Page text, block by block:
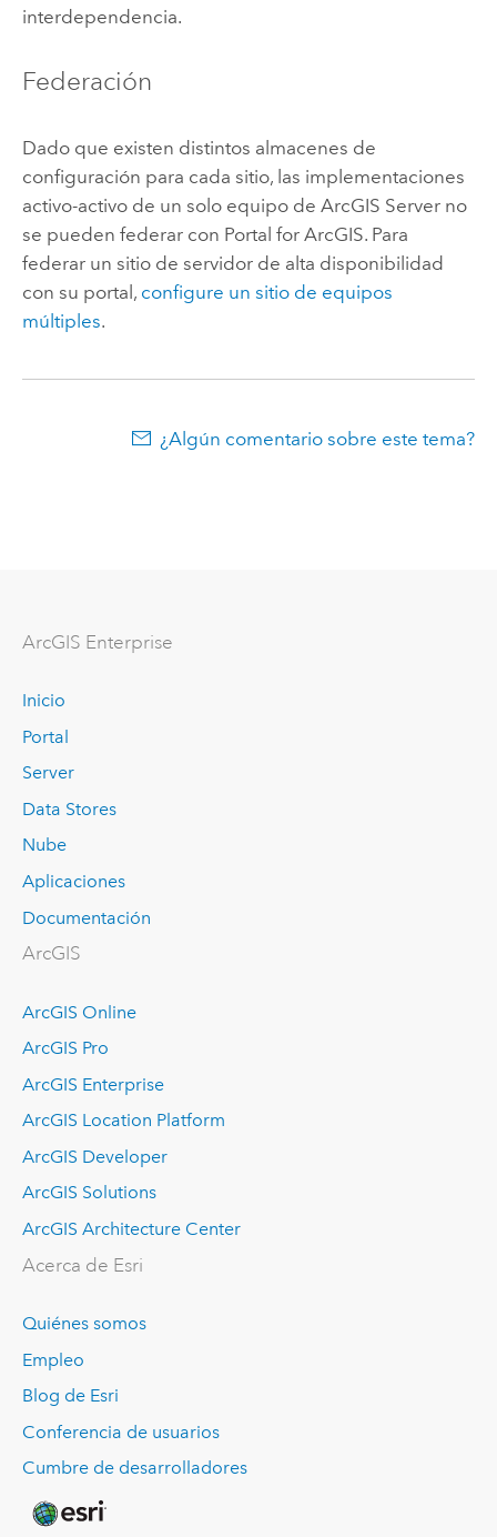
interdependencia.
Federación
Dado que existen distintos almacenes de
configuración para cada sitio, las implementaciones
activo-activo de un solo equipo de ArcGIS Serverno
se pueden federar con Portal for ArcGIS. Para
federar un sitio de servidor de alta disponibilidad
con su portal, configure un sitio de equipos
múltiples.
¿Algún comentario sobre este tema?
ArcGIS Enterprise
Inicio
Portal
Server
Data Stores
Nube
Aplicaciones
Documentación
ArcGIS
ArcGIS Online
ArcGIS Pro
ArcGIS Enterprise
ArcGIS Location Platform
ArcGIS Developer
ArcGIS Solutions
ArcGIS Architecture Center
Acerca de Esri
Quiénes somos
Empleo
Blog de Esri
Conferencia de usuarios
Cumbre de desarrolladores